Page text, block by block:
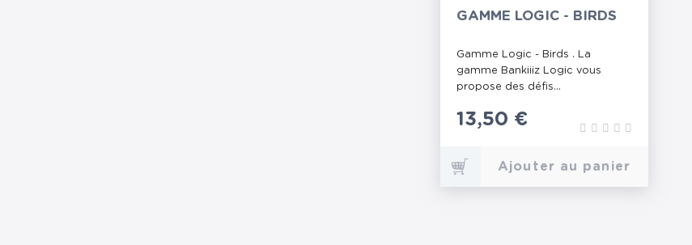
GAMME LOGIC - BIRDS
Gamme Logic - Birds . La
gamme Bankiiiz Logic vous
propose des défis...
Prix
13,50 €
Ajouter au panier